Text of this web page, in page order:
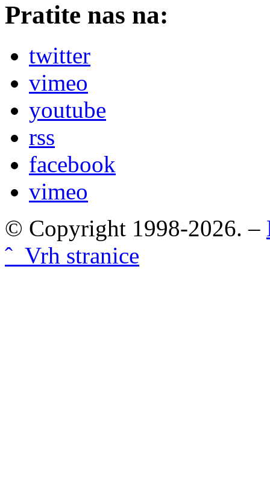
Pratite nas na:
twitter
vimeo
youtube
rss
facebook
vimeo
© Copyright 1998-2026. –
ˆ Vrh stranice